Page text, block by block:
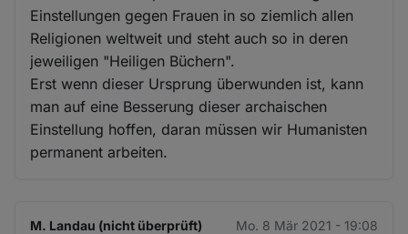
Einstellungen gegen Frauen in so ziemlich allen
Religionen weltweit und steht auch so in deren
jeweiligen "Heiligen Büchern".
Erst wenn dieser Ursprung überwunden ist, kann
man auf eine Besserung dieser archaischen
Einstellung hoffen, daran müssen wir Humanisten
permanent arbeiten.
M. Landau (nicht überprüft) Mo. 8 Mär 2021 - 19:08
und
Cookies